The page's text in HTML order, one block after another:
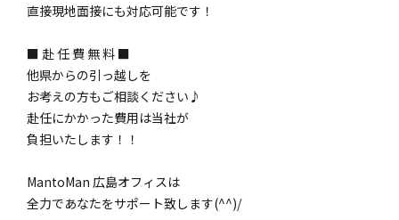
直接現地面接にも対応可能です！
■ 赴 任 費 無 料 ■
他県からの引っ越しを
お考えの方もご相談ください♪
赴任にかかった費用は当社が
負担いたします！！
MantoMan 広島オフィスは
全力であなたをサポート致します(^^)/